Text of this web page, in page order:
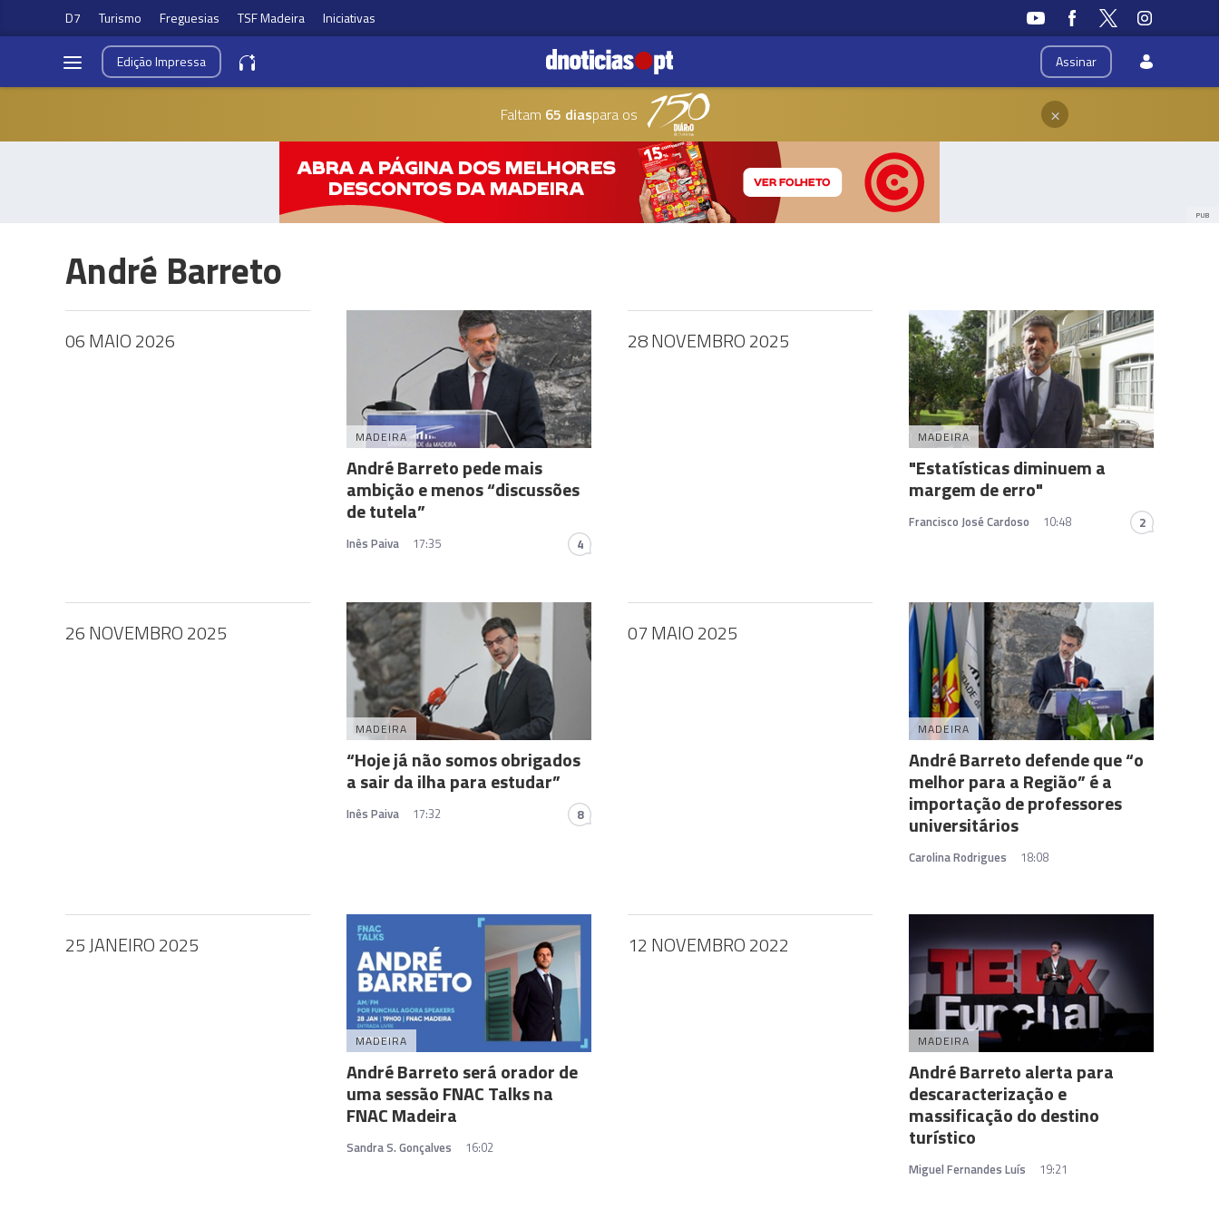
D7 Turismo Freguesias TSF Madeira Iniciativas
Assinar
EdiçãoImpressa
Faltam 65 diaspara os ×
PUB
André Barreto
06 MAIO 2026
MADEIRA
André Barreto pede mais
ambição e menos “discussões
de tutela”
Inês Paiva 17:35 4
28 NOVEMBRO 2025
MADEIRA
"Estatísticas diminuem a
margem de erro"
Francisco José Cardoso 10:48 2
26 NOVEMBRO 2025
MADEIRA
“Hoje já não somos obrigados
a sair da ilha para estudar”
Inês Paiva 17:32 8
07 MAIO 2025
MADEIRA
André Barreto defende que “o
melhor para a Região” é a
importação de professores
universitários
Carolina Rodrigues 18:08
25 JANEIRO 2025
MADEIRA
André Barreto será orador de
uma sessão FNAC Talks na
FNAC Madeira
Sandra S. Gonçalves 16:02
12 NOVEMBRO 2022
MADEIRA
André Barreto alerta para
descaracterização e
massificação do destino
turístico
Miguel Fernandes Luís 19:21